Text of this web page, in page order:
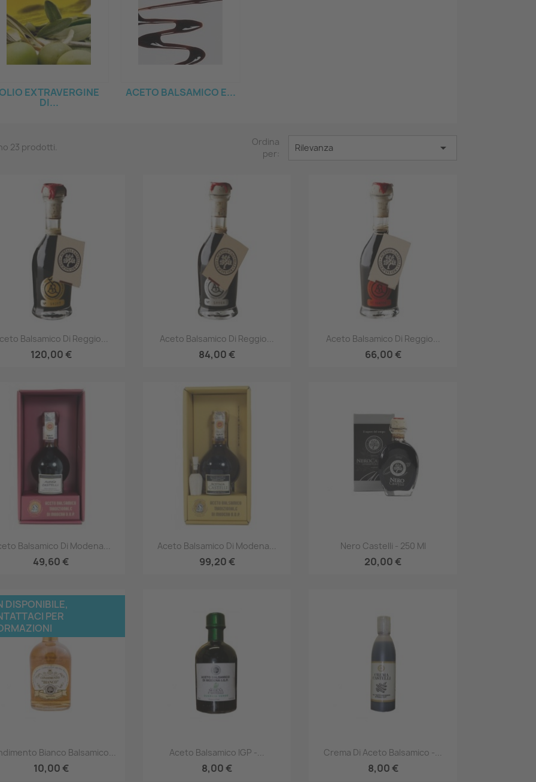
EXTRAVERGINE
DI...
ACETO BALSAMICO E...
23 prodotti.
Ordina
per:
Rilevanza 
Anteprima
Balsamico Di Reggio...
120,00 €
Anteprima
Aceto Balsamico Di Reggio...
84,00 €
Anteprima
Aceto Balsamico Di Reggio...
66,00 €
Anteprima
Balsamico Di Modena...
49,60 €
Anteprima
Aceto Balsamico Di Modena...
99,20 €
Anteprima
Nero Castelli - 250 Ml
20,00 €
Anteprima
Bianco Balsamico...
10,00 €
DISPONIBILE,
PER
Anteprima
Aceto Balsamico IGP -...
8,00 €
Anteprima
Crema Di Aceto Balsamico -...
8,00 €